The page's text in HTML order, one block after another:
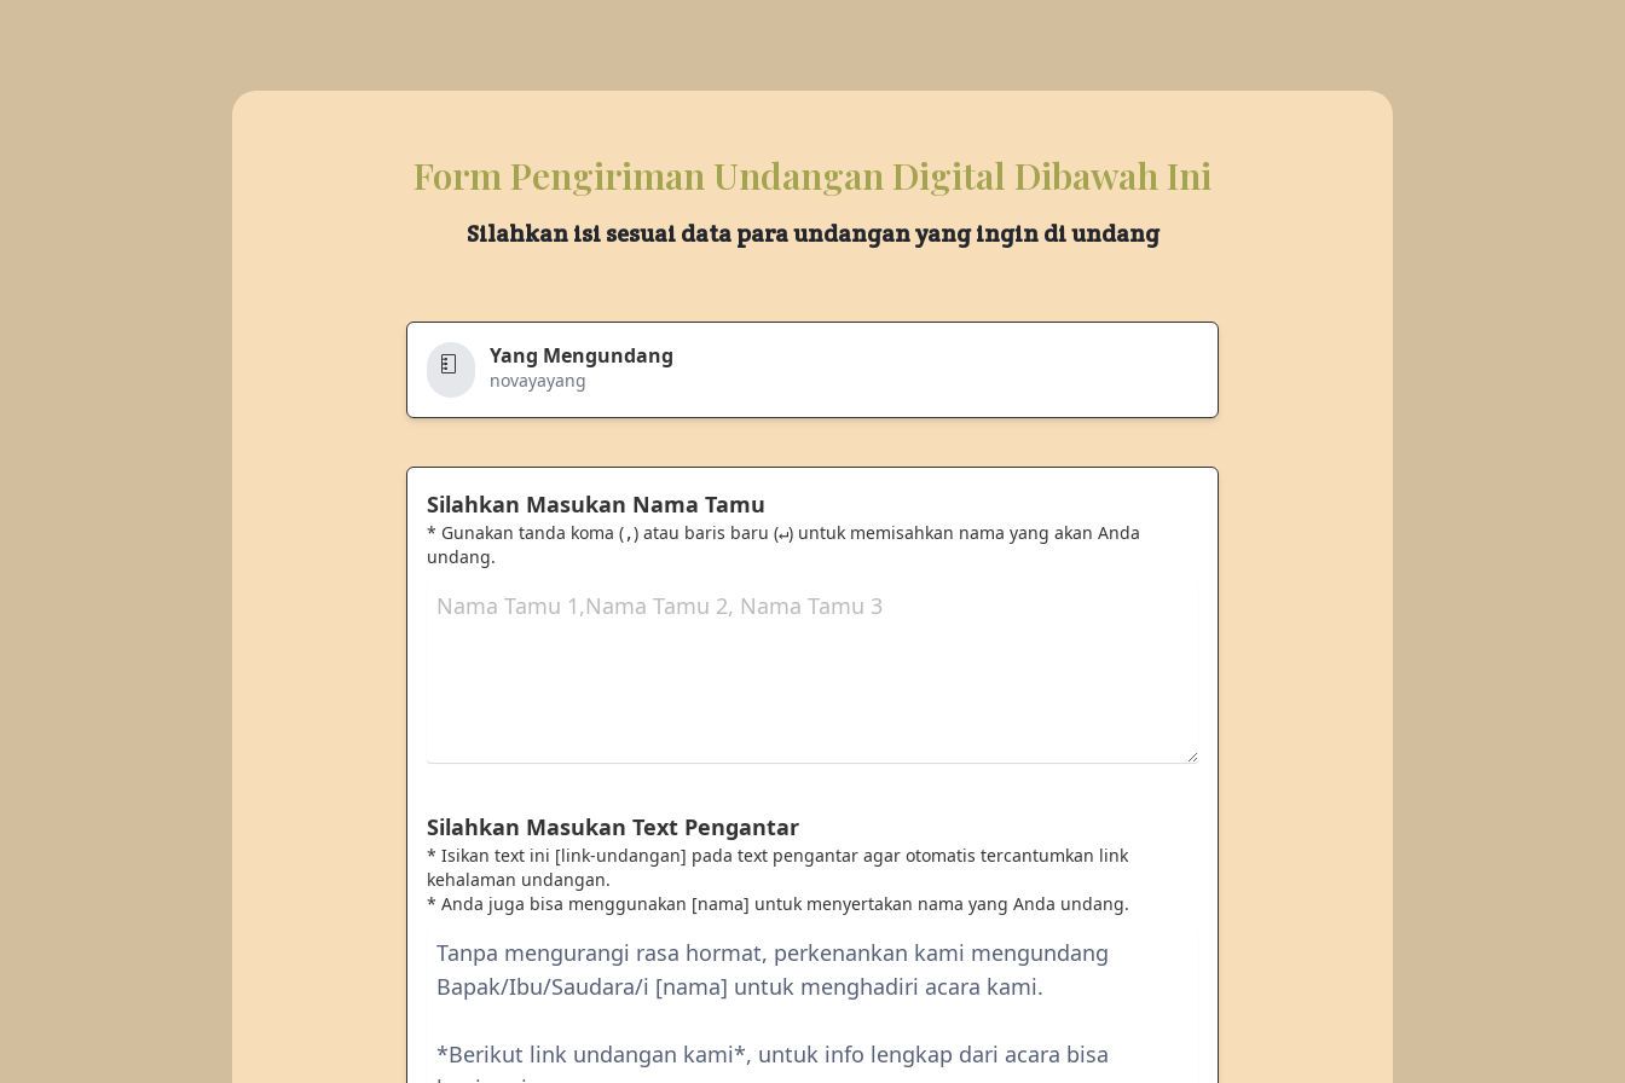
Form Pengiriman Undangan Digital Dibawah Ini
Silahkan isi sesuai data para undangan yang ingin di undang
Yang Mengundang
novayayang
Silahkan Masukan Nama Tamu
* Gunakan tanda koma (,) atau baris baru (↵) untuk memisahkan nama yang akan Anda
undang.
Silahkan Masukan Text Pengantar
* Isikan text ini [link-undangan] pada text pengantar agar otomatis tercantumkan link
kehalaman undangan.
* Anda juga bisa menggunakan [nama] untuk menyertakan nama yang Anda undang.